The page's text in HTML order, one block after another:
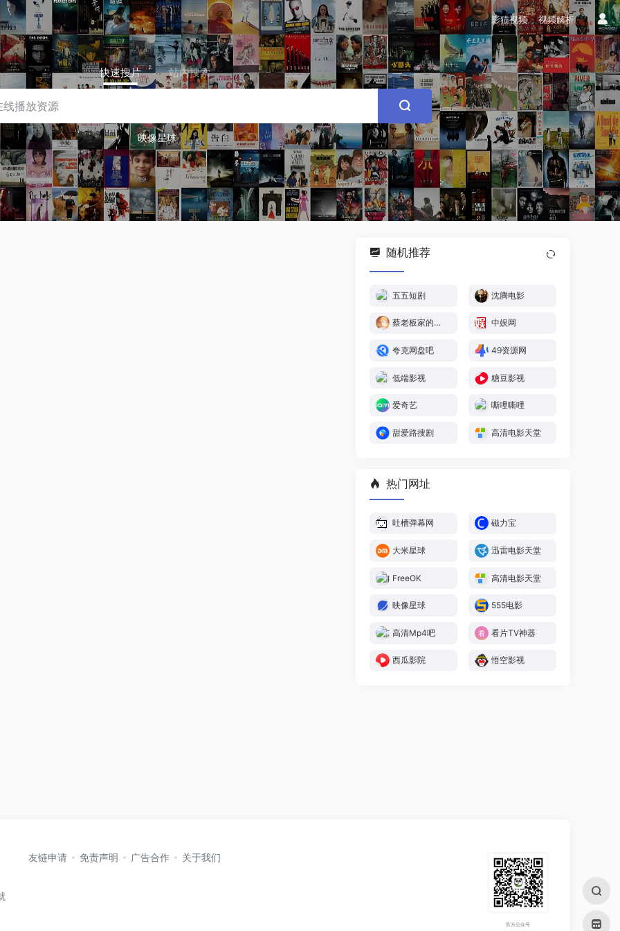
影猫视频 视频解析
快速搜片 站内搜索
映像星球
随机推荐
五五短剧 沈腾电影
蔡老板家的长工 中娱网
夸克网盘吧 49资源网
低端影视 糖豆影视
爱奇艺 嘶哩嘶哩
甜爱路搜剧 高清电影天堂
热门网址
吐槽弹幕网 磁力宝
大米星球 迅雷电影天堂
FreeOK 高清电影天堂
映像星球 555电影
高清Mp4吧 看片TV神器
西瓜影院 悟空影视
友链申请 免责声明 广告合作 关于我们
官方公众号